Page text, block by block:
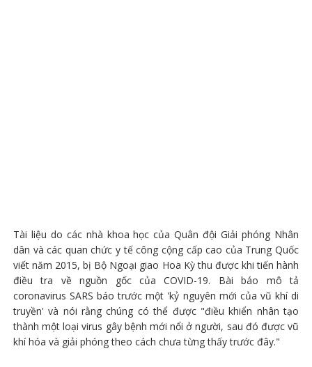
Tài liệu do các nhà khoa học của Quân đội Giải phóng Nhân
dân và các quan chức y tế công cộng cấp cao của Trung Quốc
viết năm 2015, bị Bộ Ngoại giao Hoa Kỳ thu được khi tiến hành
điều tra về nguồn gốc của COVID-19. Bài báo mô tả
coronavirus SARS báo trước một 'kỷ nguyên mới của vũ khí di
truyền' và nói rằng chúng có thể được "điều khiển nhân tạo
thành một loại virus gây bệnh mới nổi ở người, sau đó được vũ
khí hóa và giải phóng theo cách chưa từng thấy trước đây."